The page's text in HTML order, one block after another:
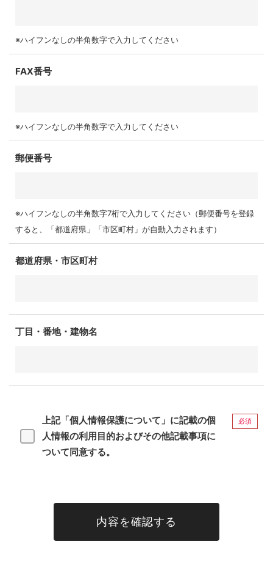
※ハイフンなしの半角数字で入力してください
FAX番号
※ハイフンなしの半角数字で入力してください
郵便番号
※ハイフンなしの半角数字7桁で入力してください（郵便番号を登録
すると、「都道府県」「市区町村」が自動入力されます）
都道府県・市区町村
丁目・番地・建物名
必須
上記「個人情報保護について」に記載の個
人情報の利用目的およびその他記載事項に
ついて同意する。